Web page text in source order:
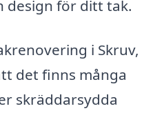
design för ditt tak.
i Skruv,
det finns många
skräddarsydda